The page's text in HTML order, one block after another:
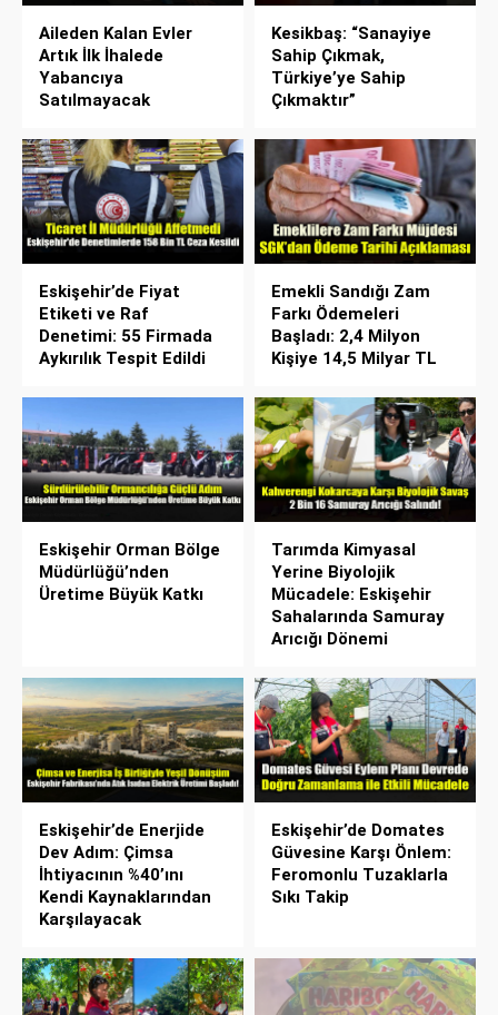
Aileden Kalan Evler
Artık İlk İhalede
Yabancıya
Satılmayacak
Kesikbaş: “Sanayiye
Sahip Çıkmak,
Türkiye’ye Sahip
Çıkmaktır”
Eskişehir’de Fiyat
Etiketi ve Raf
Denetimi: 55 Firmada
Aykırılık Tespit Edildi
Emekli Sandığı Zam
Farkı Ödemeleri
Başladı: 2,4 Milyon
Kişiye 14,5 Milyar TL
Eskişehir Orman Bölge
Müdürlüğü’nden
Üretime Büyük Katkı
Tarımda Kimyasal
Yerine Biyolojik
Mücadele: Eskişehir
Sahalarında Samuray
Arıcığı Dönemi
Eskişehir’de Enerjide
Dev Adım: Çimsa
İhtiyacının %40’ını
Kendi Kaynaklarından
Karşılayacak
Eskişehir’de Domates
Güvesine Karşı Önlem:
Feromonlu Tuzaklarla
Sıkı Takip